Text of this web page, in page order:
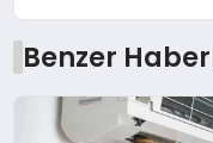
Benzer